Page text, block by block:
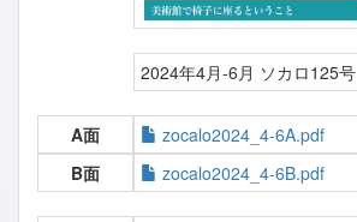
2024年4月-6月 ソカロ125号
A面
zocalo2024_4-6A.pdf
B面
zocalo2024_4-6B.pdf